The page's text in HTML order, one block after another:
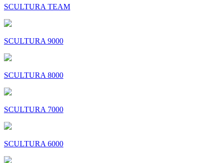
SCULTURA TEAM
SCULTURA 9000
SCULTURA 8000
SCULTURA 7000
SCULTURA 6000